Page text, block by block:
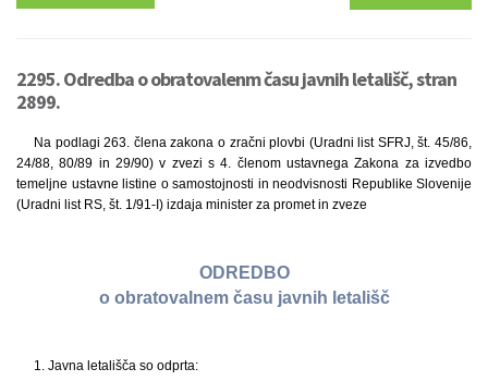
2295. Odredba o obratovalenm času javnih letališč, stran
2899.
Na podlagi 263. člena zakona o zračni plovbi (Uradni list SFRJ, št. 45/86,
24/88, 80/89 in 29/90) v zvezi s 4. členom ustavnega Zakona za izvedbo
temeljne ustavne listine o samostojnosti in neodvisnosti Republike Slovenije
(Uradni list RS, št. 1/91-I) izdaja minister za promet in zveze
ODREDBO
o obratovalnem času javnih letališč
1. Javna letališča so odprta: